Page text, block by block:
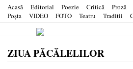
Acasă Editorial Poezie Critică Proză
Poşta
VIDEO FOTO Teatru Traditii
ZIUA PĂCĂLELILOR